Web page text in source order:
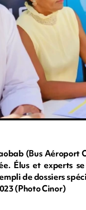
(Bus
Élus et experts
de dossiers
(Photo Cinor)